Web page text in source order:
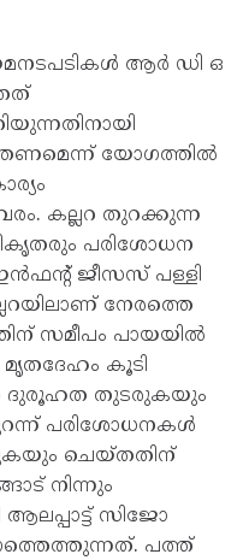
ആർ ഡി ഒ
യോഗത്തിൽ
കല്ലറ തുറക്കുന്ന
പരിശോധന
ഇൻഫന്റ് ജീസസ് പള്ളി
നേരത്തെ
സമീപം പായയിൽ
കൂടി
ദുരൂഹത തുടരുകയും
പരിശോധനകൾ
ചെയ്തതിന്
നിന്നും
സിജോ
പത്ത്